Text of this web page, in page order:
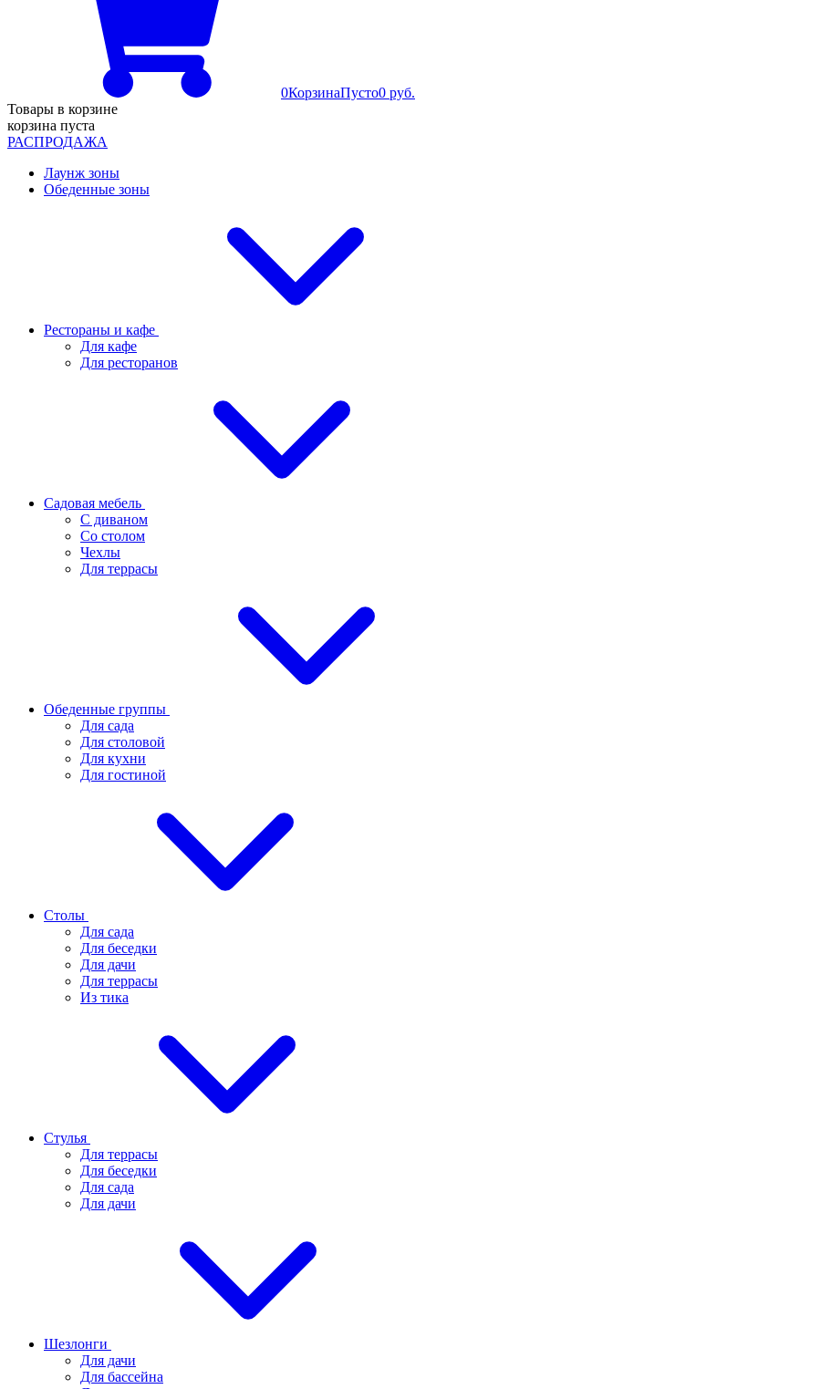
0КорзинаПусто0 руб.
Товары в корзине
корзина пуста
РАСПРОДАЖА
Лаунж зоны
Обеденные зоны
Рестораны и кафе
Для кафе
Для ресторанов
Садовая мебель
С диваном
Со столом
Чехлы
Для террасы
Обеденные группы
Для сада
Для столовой
Для кухни
Для гостиной
Столы
Для сада
Для беседки
Для дачи
Для террасы
Из тика
Стулья
Для террасы
Для беседки
Для сада
Для дачи
Шезлонги
Для дачи
Для бассейна